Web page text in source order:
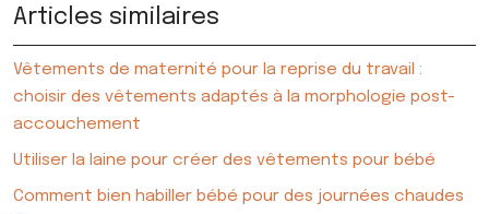
Articles similaires
Vêtements de maternité pour la reprise du travail :
choisir des vêtements adaptés à la morphologie post-
accouchement
Utiliser la laine pour créer des vêtements pour bébé
Comment bien habiller bébé pour des journées chaudes